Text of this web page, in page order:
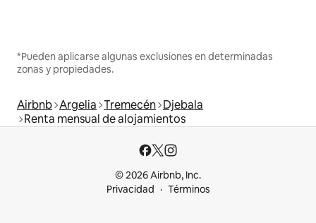
*Pueden aplicarse algunas exclusiones en determinadas
zonas y propiedades.
Airbnb Argelia Tremecén Djebala
Renta mensual de alojamientos
© 2026 Airbnb, Inc.
Privacidad
Términos